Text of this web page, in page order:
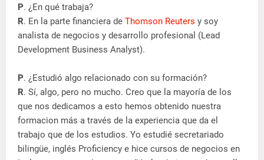
P. ¿En qué trabaja?
R. En la parte financiera de Thomson Reuters y soy
analista de negocios y desarrollo profesional (Lead
Development Business Analyst).
P. ¿Estudió algo relacionado con su formación?
R. Sí, algo, pero no mucho. Creo que la mayoría de los
que nos dedicamos a esto hemos obtenido nuestra
formacion más a través de la experiencia que da el
trabajo que de los estudios. Yo estudié secretariado
bilingüe, inglés Proficiency e hice cursos de negocios en